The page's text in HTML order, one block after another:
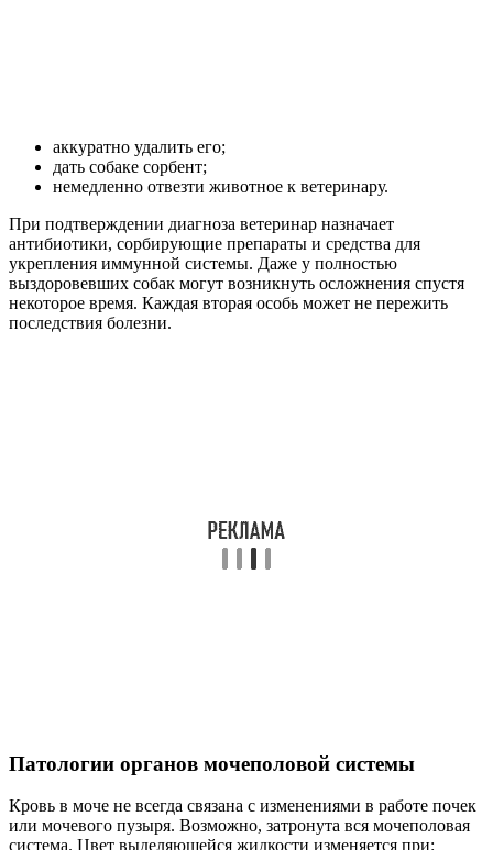
аккуратно удалить его;
дать собаке сорбент;
немедленно отвезти животное к ветеринару.
При подтверждении диагноза ветеринар назначает
антибиотики, сорбирующие препараты и средства для
укрепления иммунной системы. Даже у полностью
выздоровевших собак могут возникнуть осложнения спустя
некоторое время. Каждая вторая особь может не пережить
последствия болезни.
Патологии органов мочеполовой системы
Кровь в моче не всегда связана с изменениями в работе почек
или мочевого пузыря. Возможно, затронута вся мочеполовая
система. Цвет выделяющейся жидкости изменяется при: